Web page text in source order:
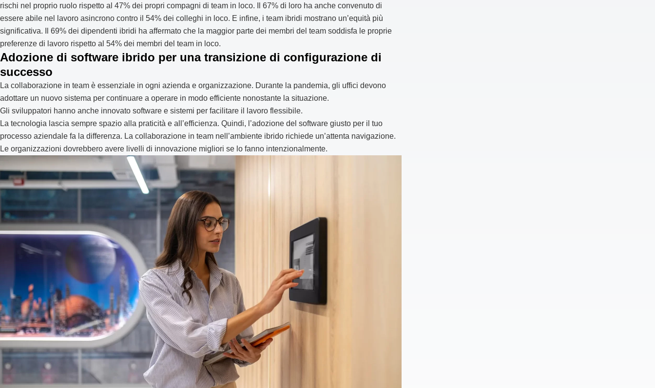
rischi nel proprio ruolo rispetto al 47% dei propri compagni di team in loco. Il 67% di loro ha anche convenuto di
essere abile nel lavoro asincrono contro il 54% dei colleghi in loco. E infine, i team ibridi mostrano un’equità più
significativa. Il 69% dei dipendenti ibridi ha affermato che la maggior parte dei membri del team soddisfa le proprie
preferenze di lavoro rispetto al 54% dei membri del team in loco.
Adozione di software ibrido per una transizione di configurazione di
successo
La collaborazione in team è essenziale in ogni azienda e organizzazione. Durante la pandemia, gli uffici devono
adottare un nuovo sistema per continuare a operare in modo efficiente nonostante la situazione.
Gli sviluppatori hanno anche innovato software e sistemi per facilitare il lavoro flessibile.
La tecnologia lascia sempre spazio alla praticità e all’efficienza. Quindi, l’adozione del software giusto per il tuo
processo aziendale fa la differenza. La collaborazione in team nell’ambiente ibrido richiede un’attenta navigazione.
Le organizzazioni dovrebbero avere livelli di innovazione migliori se lo fanno intenzionalmente.